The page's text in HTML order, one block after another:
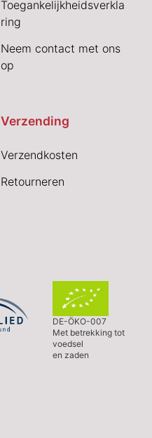
Toegankelijkheidsverkla
ring
Neem contact met ons
op
Verzending
Verzendkosten
Retourneren
DE-ÖKO-007
Met betrekking tot
voedsel
en zaden